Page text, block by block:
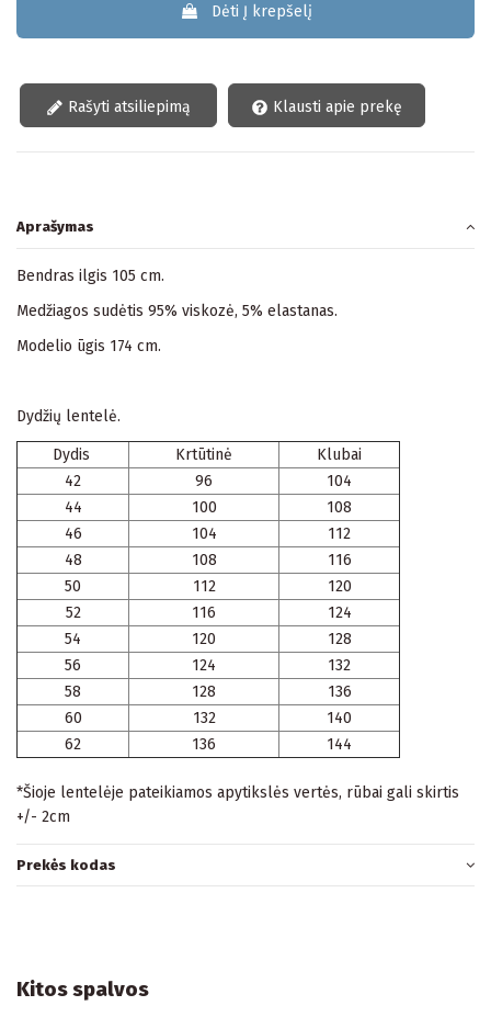
Dėti Į krepšelį
Rašyti atsiliepimą Klausti apie prekę
Aprašymas
Bendras ilgis 105 cm.
Medžiagos sudėtis 95% viskozė, 5% elastanas.
Modelio ūgis 174 cm.
Dydžių lentelė.
Dydis Krtūtinė
Klubai
42
96
104
44
100
108
46
104
112
48
108
116
50
112
120
52
116
124
54
120
128
56
124
132
58
128
136
60
132
140
62
136 144
*Šioje lentelėje pateikiamos apytikslės vertės, rūbai gali skirtis
+/- 2cm
Prekės kodas
Kitos spalvos